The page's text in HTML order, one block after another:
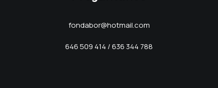
fondabor@hotmail.com
646 509 414 / 636 344 788